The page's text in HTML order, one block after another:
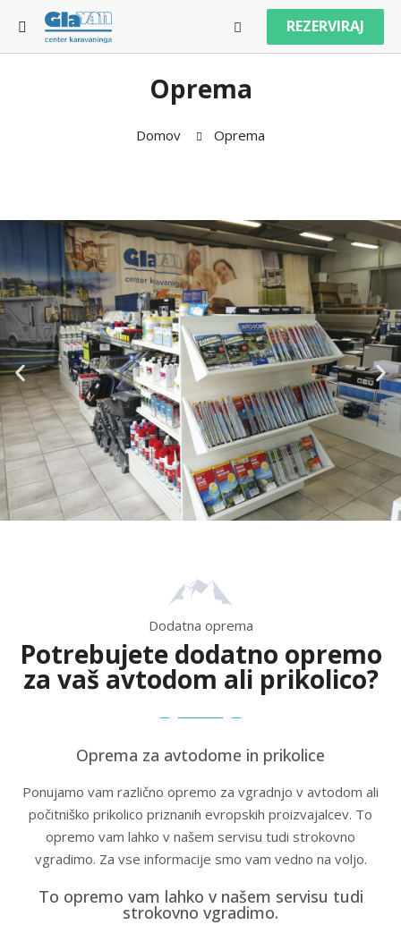
REZERVIRAJ
Oprema
Domov Oprema
Dodatna oprema
Potrebujete dodatno opremo
za vaš avtodom ali prikolico?
Oprema za avtodome in prikolice
Ponujamo vam različno opremo za vgradnjo v avtodom ali
počitniško prikolico priznanih evropskih proizvajalcev. To
opremo vam lahko v našem servisu tudi strokovno
vgradimo. Za vse informacije smo vam vedno na voljo.
To opremo vam lahko v našem servisu tudi
strokovno vgradimo.